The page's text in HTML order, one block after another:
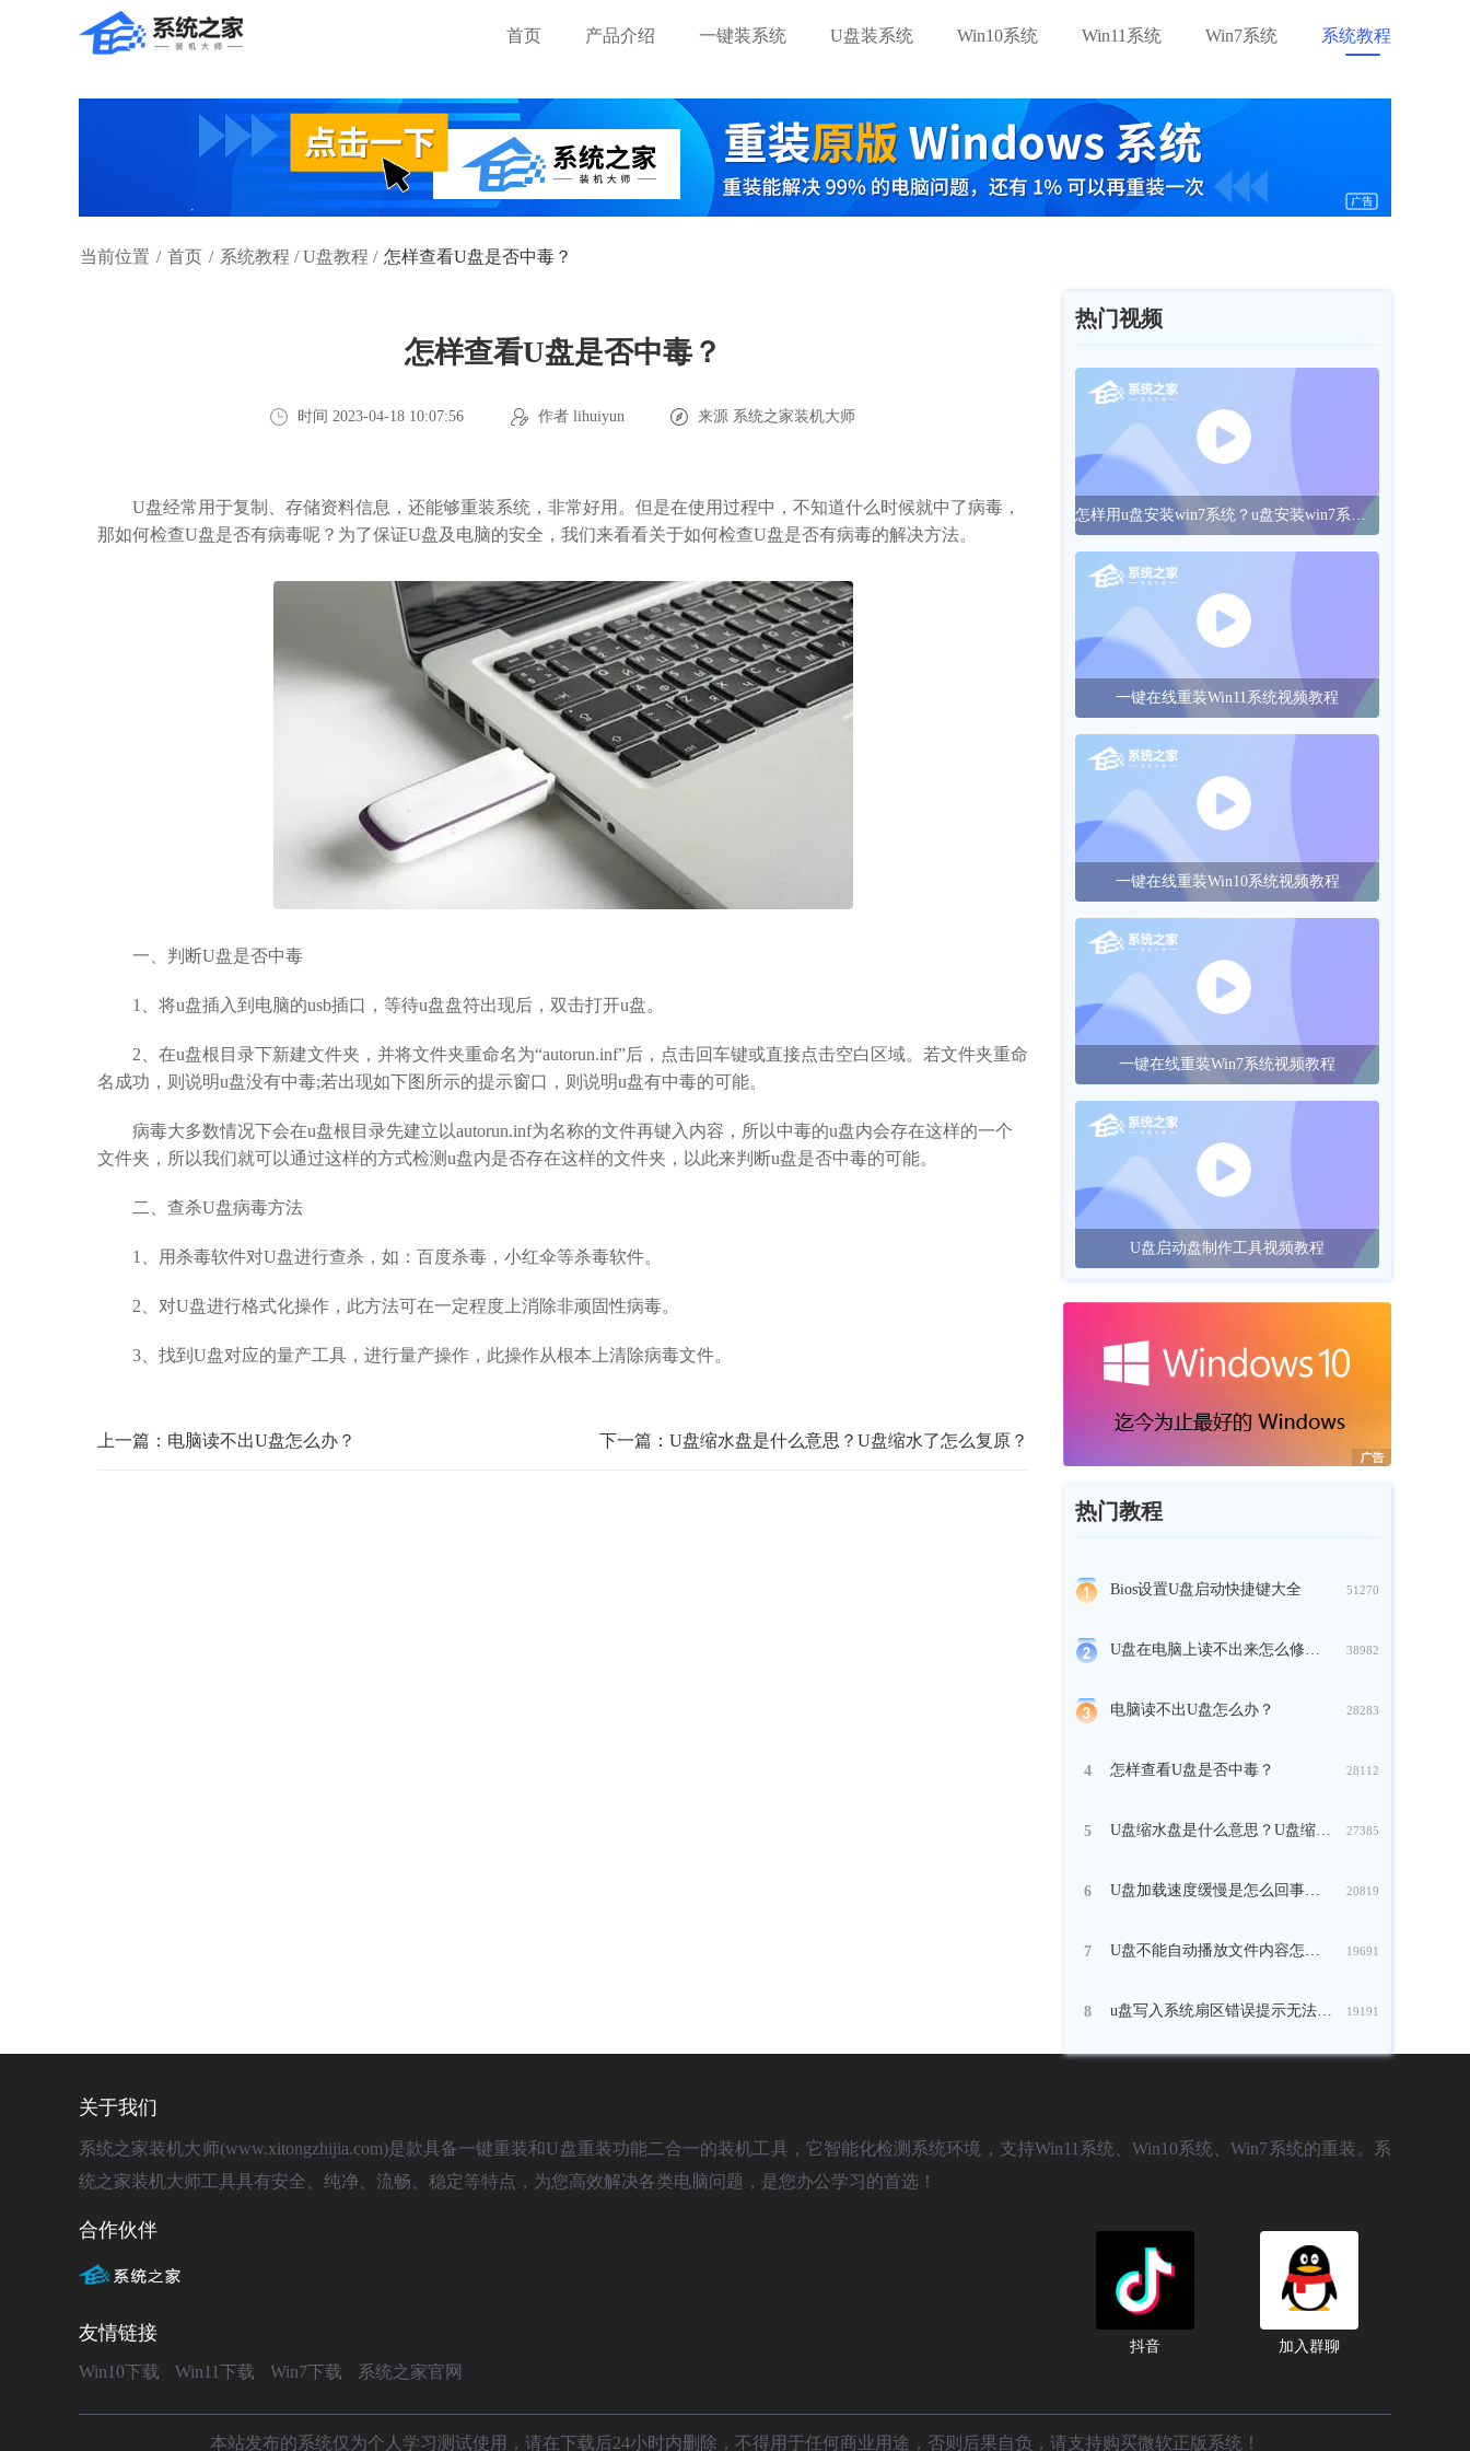
首页 产品介绍 一键装系统 U盘装系统 Win10系统 Win11系统 Win7系统 系统教程
当前位置 / 首页 / 系统教程 /U盘教程 / 怎样查看U盘是否中毒？
怎样查看U盘是否中毒？
时间 2023-04-18 10:07:56 作者 lihuiyun 来源 系统之家装机大师
U盘经常用于复制、存储资料信息，还能够重装系统，非常好用。但是在使用过程中，不知道什么时候就中了病毒，
那如何检查U盘是否有病毒呢？为了保证U盘及电脑的安全，我们来看看关于如何检查U盘是否有病毒的解决方法。
一、判断U盘是否中毒
1、将u盘插入到电脑的usb插口，等待u盘盘符出现后，双击打开u盘。
2、在u盘根目录下新建文件夹，并将文件夹重命名为“autorun.inf”后，点击回车键或直接点击空白区域。若文件夹重命
名成功，则说明u盘没有中毒;若出现如下图所示的提示窗口，则说明u盘有中毒的可能。
病毒大多数情况下会在u盘根目录先建立以autorun.inf为名称的文件再键入内容，所以中毒的u盘内会存在这样的一个
文件夹，所以我们就可以通过这样的方式检测u盘内是否存在这样的文件夹，以此来判断u盘是否中毒的可能。
二、查杀U盘病毒方法
1、用杀毒软件对U盘进行查杀，如：百度杀毒，小红伞等杀毒软件。
2、对U盘进行格式化操作，此方法可在一定程度上消除非顽固性病毒。
3、找到U盘对应的量产工具，进行量产操作，此操作从根本上清除病毒文件。
上一篇：电脑读不出U盘怎么办？ 下一篇：U盘缩水盘是什么意思？U盘缩水了怎么复原？
热门视频
怎样用u盘安装win7系统？u盘安装win7系统的操作方法
一键在线重装Win11系统视频教程
一键在线重装Win10系统视频教程
一键在线重装Win7系统视频教程
U盘启动盘制作工具视频教程
热门教程
Bios设置U盘启动快捷键大全 51270
U盘在电脑上读不出来怎么修复？ 38982
电脑读不出U盘怎么办？ 28283
4 怎样查看U盘是否中毒？ 28112
5 U盘缩水盘是什么意思？U盘缩水了怎么复原？ 27385
6 U盘加载速度缓慢是怎么回事？如何解决U盘加载缓慢？ 20819
7 U盘不能自动播放文件内容怎么办？ 19691
8 u盘写入系统扇区错误提示无法读取文件怎么办？ 19191
关于我们
系统之家装机大师(www.xitongzhijia.com)是款具备一键重装和U盘重装功能二合一的装机工具，它智能化检测系统环境，支持Win11系统、Win10系统、Win7系统的重装。系
统之家装机大师工具具有安全、纯净、流畅、稳定等特点，为您高效解决各类电脑问题，是您办公学习的首选！
合作伙伴
友情链接
Win10下载 Win11下载 Win7下载 系统之家官网
抖音 加入群聊
本站发布的系统仅为个人学习测试使用，请在下载后24小时内删除，不得用于任何商业用途，否则后果自负，请支持购买微软正版系统！